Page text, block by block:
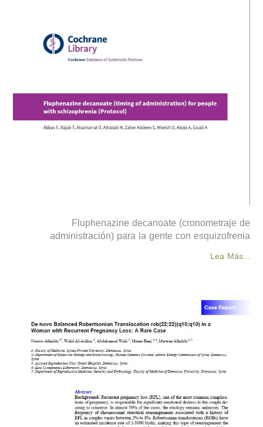
Fluphenazine decanoate (cronometraje de
administración) para la gente con esquizofrenia
Lea Más...